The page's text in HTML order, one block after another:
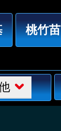
市場互助會，
桃竹苗